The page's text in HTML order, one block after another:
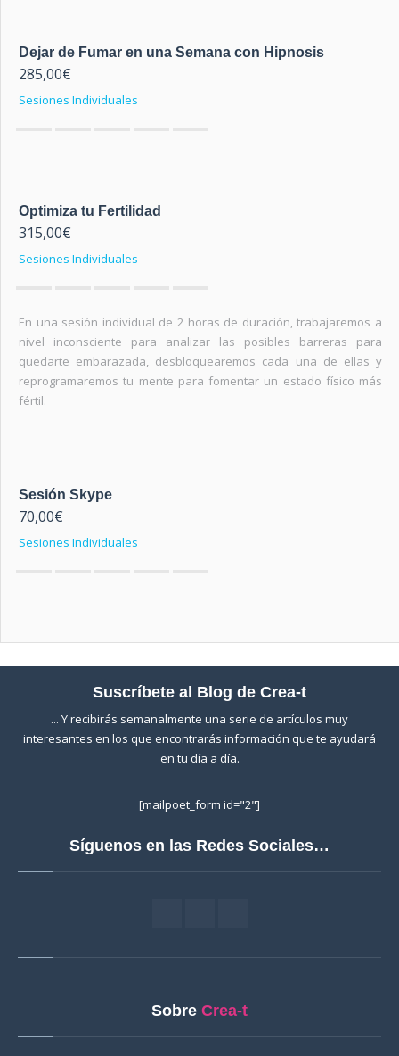
Dejar de Fumar en una Semana con Hipnosis
285,00€
Sesiones Individuales
Optimiza tu Fertilidad
315,00€
Sesiones Individuales
En una sesión individual de 2 horas de duración, trabajaremos a
nivel inconsciente para analizar las posibles barreras para
quedarte embarazada, desbloquearemos cada una de ellas y
reprogramaremos tu mente para fomentar un estado físico más
fértil.
Sesión Skype
70,00€
Sesiones Individuales
Suscríbete al Blog de Crea-t
... Y recibirás semanalmente una serie de artículos muy
interesantes en los que encontrarás información que te ayudará
en tu día a día.
[mailpoet_form id="2"]
Síguenos en las Redes Sociales…
Sobre Crea-t